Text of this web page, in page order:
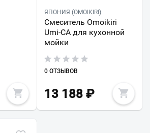
ЯПОНИЯ (OMOIKIRI)
Смеситель Omoikiri
Umi-CA для кухонной
мойки
0 ОТЗЫВОВ
13 188₽